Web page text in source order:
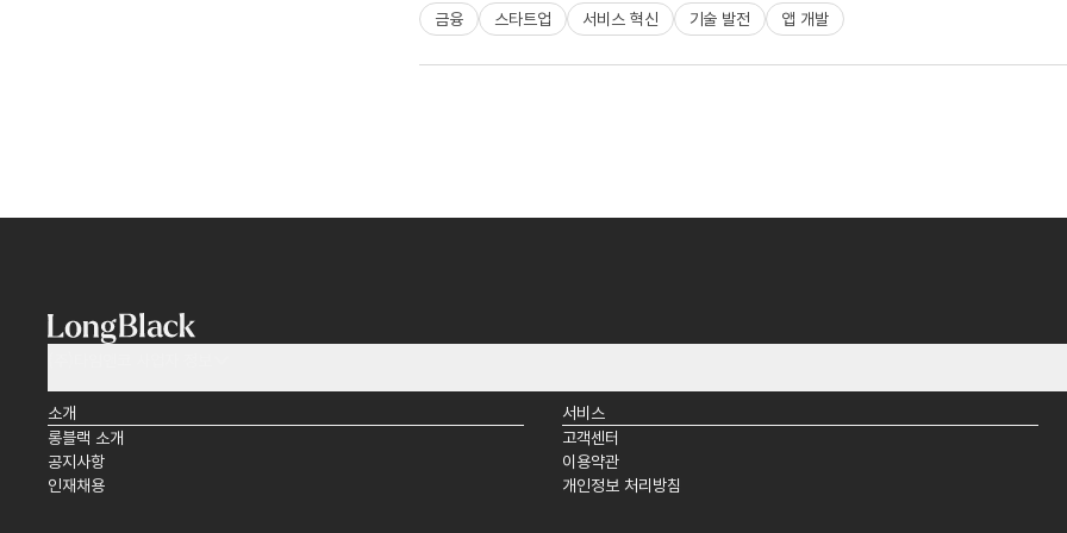
금융 스타트업 서비스 혁신 기술 발전 앱 개발
소개
롱블랙 소개
공지사항
인재채용
서비스
고객센터
이용약관
개인정보 처리방침